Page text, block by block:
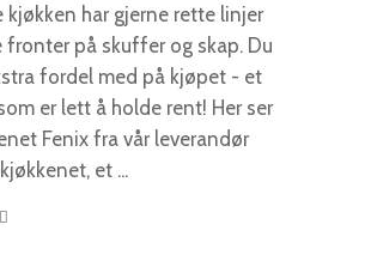
kjøkken har gjerne rette linjer
fronter på skuffer og skap. Du
fordel med på kjøpet - et
er lett å holde rent! Her ser
Fenix fra vår leverandør
et